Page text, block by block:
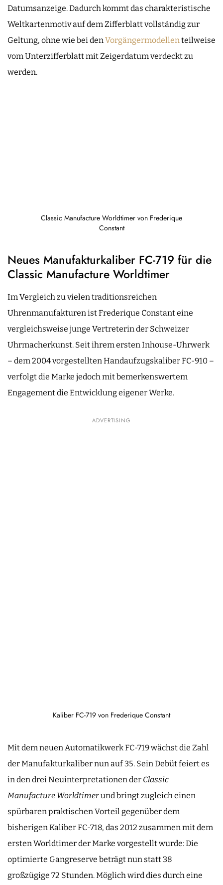
Datumsanzeige. Dadurch kommt das charakteristische
Weltkartenmotiv auf dem Zifferblatt vollständig zur
Geltung, ohne wie bei denVorgängermodellenteilweise
vom Unterzifferblatt mit Zeigerdatum verdeckt zu
werden.
Classic Manufacture Worldtimer von Frederique
Constant
Neues Manufakturkaliber FC-719 für die
Classic Manufacture Worldtimer
Im Vergleich zu vielen traditionsreichen
Uhrenmanufakturen ist Frederique Constant eine
vergleichsweise junge Vertreterin der Schweizer
Uhrmacherkunst. Seit ihrem ersten Inhouse-Uhrwerk
– dem 2004 vorgestellten Handaufzugskaliber FC-910 –
verfolgt die Marke jedoch mit bemerkenswertem
Engagement die Entwicklung eigener Werke.
ADVERTISING
Kaliber FC-719 von Frederique Constant
Mit dem neuen Automatikwerk FC-719 wächst die Zahl
der Manufakturkaliber nun auf 35. Sein Debüt feiert es
in den drei Neuinterpretationen der Classic
Manufacture Worldtimerund bringt zugleich einen
spürbaren praktischen Vorteil gegenüber dem
bisherigen Kaliber FC-718, das 2012 zusammen mit dem
ersten Worldtimer der Marke vorgestellt wurde: Die
optimierte Gangreserve beträgt nun statt 38
großzügige 72 Stunden. Möglich wird dies durch eine